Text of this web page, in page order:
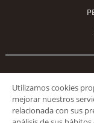
Utilizamos cookies
mejorar nuestros
relacionada con sus